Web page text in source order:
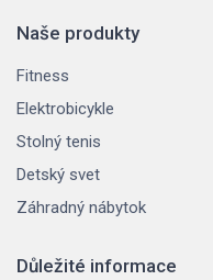
Naše produkty
Fitness
Elektrobicykle
Stolný tenis
Detský svet
Záhradný nábytok
Důležité informace